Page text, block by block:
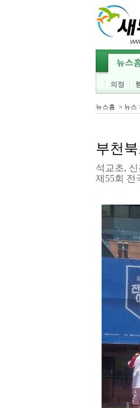
의정
뉴스홈 > 뉴스
부천
석교초,
제55회 전